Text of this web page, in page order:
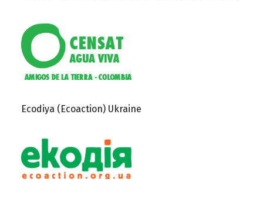
Ecodiya (Ecoaction) Ukraine